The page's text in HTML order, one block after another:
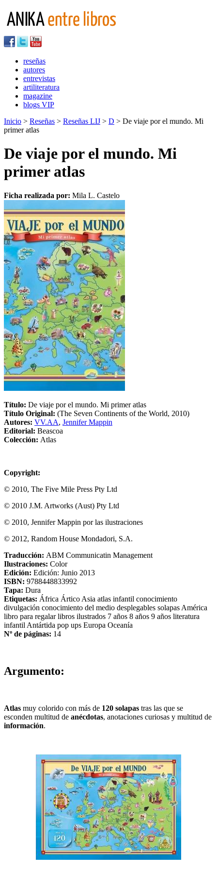
reseñas
autores
entrevistas
artiliteratura
magazine
blogs VIP
Inicio > Reseñas > Reseñas LIJ > D > De viaje por el mundo. Mi
primer atlas
De viaje por el mundo. Mi
primer atlas
Ficha realizada por: Mila L. Castelo
Título: De viaje por el mundo. Mi primer atlas
Título Original: (The Seven Continents of the World, 2010)
Autores: VV.AA, Jennifer Mappin
Editorial: Beascoa
Colección: Atlas
Copyright:
© 2010, The Five Mile Press Pty Ltd
© 2010 J.M. Artworks (Aust) Pty Ltd
© 2010, Jennifer Mappin por las ilustraciones
© 2012, Random House Mondadori, S.A.
Traducción: ABM Communicatin Management
Ilustraciones: Color
Edición: Edición: Junio 2013
ISBN: 9788448833992
Tapa: Dura
Etiquetas: África Ártico Asia atlas infantil conocimiento
divulgación conocimiento del medio desplegables solapas América
libro para regalarlibros ilustrados 7 años 8 años 9 años literatura
infantil Antártida pop ups Europa Oceanía
Nº de páginas: 14
Argumento:
Atlas muy colorido con más de 120 solapas tras las que se
esconden multitud de anécdotas, anotaciones curiosas y multitud de
información.